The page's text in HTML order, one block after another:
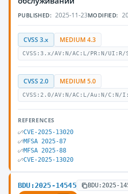
PUBLISHED: 2025-11-23MODIFIED:
CVSS 3.x MEDIUM 4.3
CVSS:3.x/AV:N/AC:L/PR:N/
CVSS 2.0 MEDIUM 5.0
CVSS:2.0/AV:N/AC:L/Au:N/C:N/
REFERENCES
CVE-2025-13020
MFSA 2025-87
MFSA 2025-88
CVE-2025-13020
BDU:2025-14545 BDU:2025-